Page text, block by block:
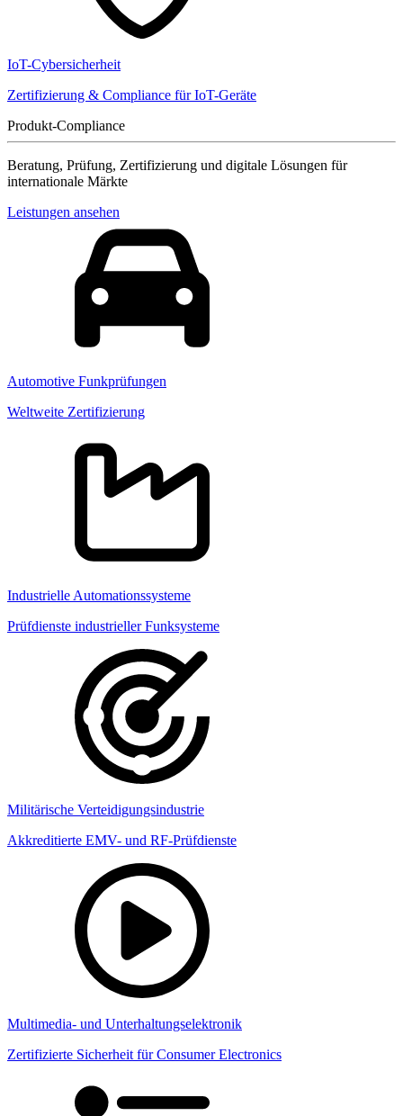
IoT-Cybersicherheit
Zertifizierung & Compliance für IoT-Geräte
Produkt-Compliance
Beratung, Prüfung, Zertifizierung und digitale Lösungen für
internationale Märkte
Leistungen ansehen
Automotive Funkprüfungen
Weltweite Zertifizierung
Industrielle Automationssysteme
Prüfdienste industrieller Funksysteme
Militärische Verteidigungsindustrie
Akkreditierte EMV- und RF-Prüfdienste
Multimedia- und Unterhaltungselektronik
Zertifizierte Sicherheit für Consumer Electronics